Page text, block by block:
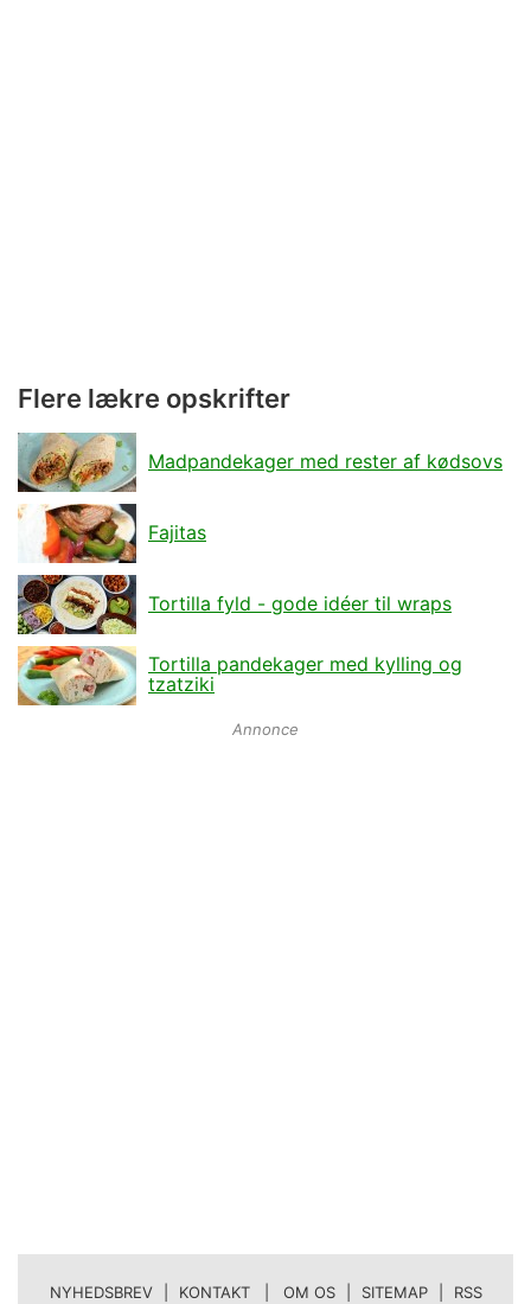
Flere lækre opskrifter
Madpandekager med rester af kødsovs
Fajitas
Tortilla fyld - gode idéer til wraps
Tortilla pandekager med kylling og
tzatziki
Annonce
NYHEDSBREV KONTAKT | OM OS SITEMAP RSS